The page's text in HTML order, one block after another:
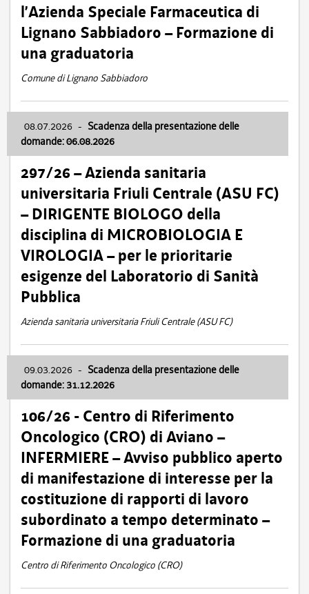
l’Azienda Speciale Farmaceutica di
Lignano Sabbiadoro – Formazione di
una graduatoria
Comune di Lignano Sabbiadoro
08.07.2026 - Scadenza della presentazione delle
domande: 06.08.2026
297/26 – Azienda sanitaria
universitaria Friuli Centrale (ASU FC)
– DIRIGENTE BIOLOGO della
disciplina di MICROBIOLOGIA E
VIROLOGIA – per le prioritarie
esigenze del Laboratorio di Sanità
Pubblica
Azienda sanitaria universitaria Friuli Centrale (ASU FC)
09.03.2026 - Scadenza della presentazione delle
domande: 31.12.2026
106/26 - Centro di Riferimento
Oncologico (CRO) di Aviano –
INFERMIERE – Avviso pubblico aperto
di manifestazione di interesse per la
costituzione di rapporti di lavoro
subordinato a tempo determinato –
Formazione di una graduatoria
Centro di Riferimento Oncologico (CRO)